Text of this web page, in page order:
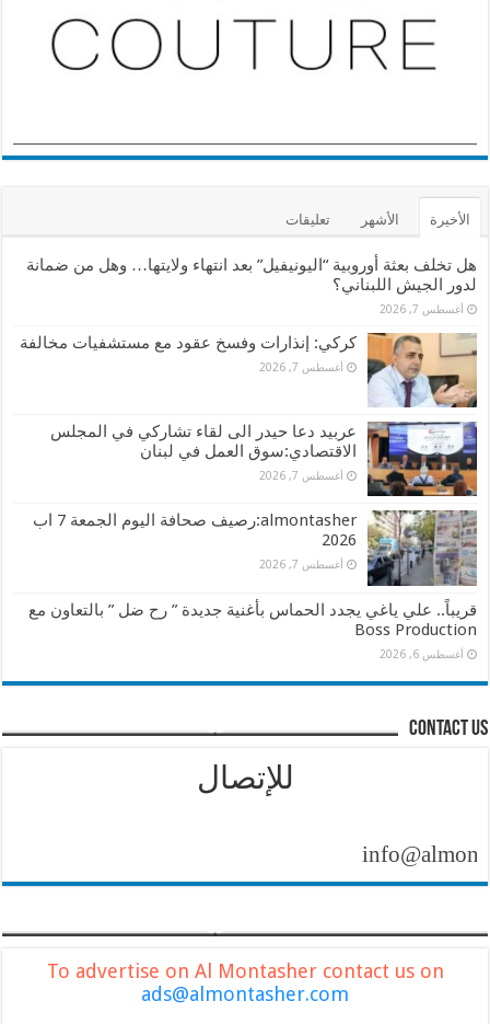
الأخيرة الأشهر تعليقات
هل تخلف بعثة أوروبية “اليونيفيل” بعد انتهاء ولايتها… وهل من ضمانة
لدور الجيش اللبناني؟
أغسطس 7, 2026
كركي: إنذارات وفسخ عقود مع مستشفيات مخالفة
أغسطس 7, 2026
عربيد دعا حيدر الى لقاء تشاركي في المجلس
الاقتصادي:سوق العمل في لبنان
أغسطس 7, 2026
almontasher:رصيف صحافة اليوم الجمعة 7 اب
2026
أغسطس 7, 2026
قريباً.. علي ياغي يجدد الحماس بأغنية جديدة ” رح ضل ” بالتعاون مع
Boss Production
أغسطس 6, 2026
contact us
للإتصال
To advertise on Al Montasher contact us on
ads@almontasher.com